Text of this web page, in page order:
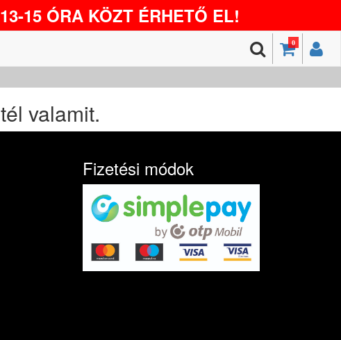
15 ÓRA KÖZT ÉRHETŐ EL!
0
valamit.
Fizetési módok